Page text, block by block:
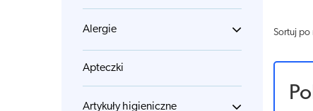
Alergie
Apteczki
Artykuły higieniczne
Sortuj po